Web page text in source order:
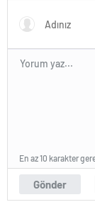
Gönder
En az 10 karakter